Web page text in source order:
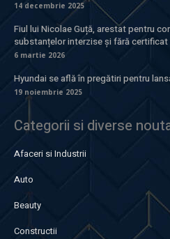
14 decembrie 2025
Fiul lui Nicolae Guță, arestat pentru
substanțelor interzise și fără
6 martie 2026
Hyundai se află în pregătiri pentru
19 noiembrie 2025
Categorii si diverse
Afaceri si Industrii
Auto
Beauty
Constructii